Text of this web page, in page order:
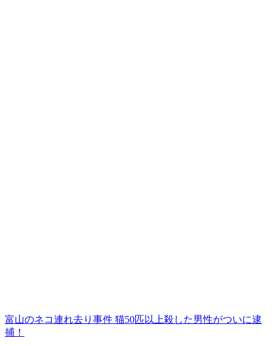
富山のネコ連れ去り事件 猫50匹以上殺した男性がついに逮
捕！